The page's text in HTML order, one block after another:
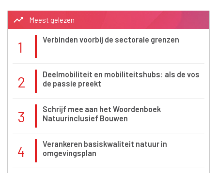
trending_up Meest gelezen
1 Verbinden voorbij de sectorale grenzen
2
Deelmobiliteit en mobiliteitshubs: als de vos
de passie preekt
3
Schrijf mee aan het Woordenboek
Natuurinclusief Bouwen
4
Verankeren basiskwaliteit natuur in
omgevingsplan